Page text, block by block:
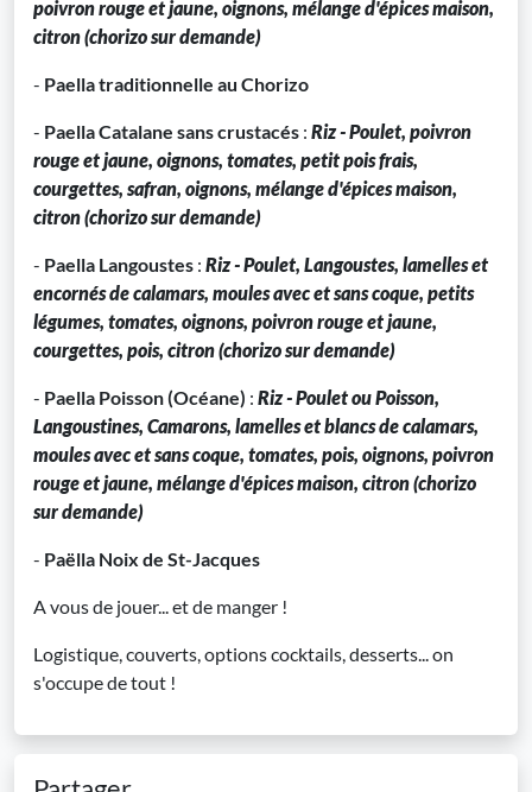
poivron rouge et jaune, oignons, mélange d'épices maison,
citron (chorizo sur demande)
- Paella traditionnelle au Chorizo
- Paella Catalane sans crustacés : Riz - Poulet, poivron
rouge et jaune, oignons, tomates, petit pois frais,
courgettes, safran, oignons, mélange d'épices maison,
citron (chorizo sur demande)
- Paella Langoustes : Riz - Poulet, Langoustes, lamelles et
encornés de calamars, moules avec et sans coque, petits
légumes, tomates, oignons, poivron rouge et jaune,
courgettes, pois, citron (chorizo sur demande)
- Paella Poisson (Océane) : Riz - Poulet ou Poisson,
Langoustines, Camarons, lamelles et blancs de calamars,
moules avec et sans coque, tomates, pois, oignons, poivron
rouge et jaune, mélange d'épices maison, citron (chorizo
sur demande)
- Paëlla Noix de St-Jacques
A vous de jouer... et de manger !
Logistique, couverts, options cocktails, desserts... on
s'occupe de tout !